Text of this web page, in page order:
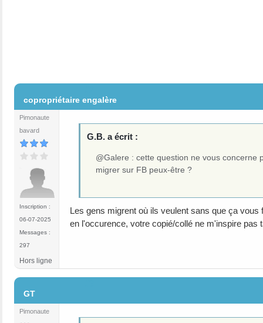
copropriétaire engalère
Pimonaute
bavard
Inscription :
06-07-2025
Messages :
297
G.B. a écrit :
@Galere : cette question ne vous
migrer sur FB peux-être ?
Les gens migrent où ils veulent sans que ça
en l'occurence, votre copié/collé ne m'inspire pas
Hors ligne
GT
Pimonaute